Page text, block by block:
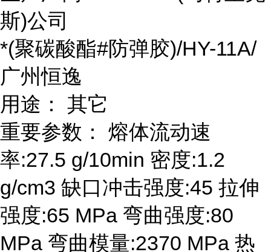
斯)公司
*(聚碳酸酯#防弹胶)/HY-11A/
广州恒逸
用途： 其它
重要参数： 熔体流动速
率:27.5 g/10min 密度:1.2
g/cm3 缺口冲击强度:45 拉伸
强度:65 MPa 弯曲强度:80
MPa 弯曲模量:2370 MPa 热